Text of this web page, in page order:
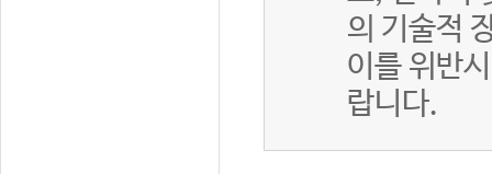
의 기술적
이를 위반
랍니다.